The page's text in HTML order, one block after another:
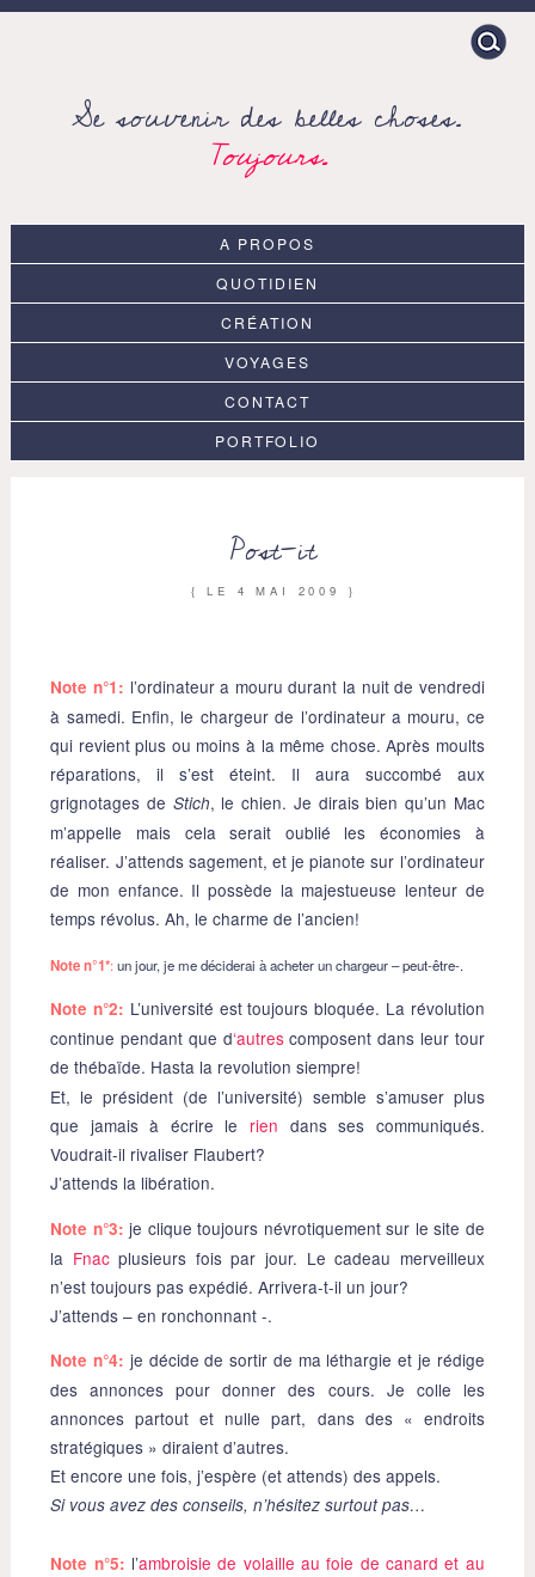
Search
for:
Se souvenir des belles choses.
Toujours.
A PROPOS
QUOTIDIEN
CRÉATION
VOYAGES
CONTACT
PORTFOLIO
Post-it
{ LE 4 MAI 2009 }
Note n°1: l’ordinateur a mouru durant la nuit de vendredi
à samedi. Enfin, le chargeur de l’ordinateur a mouru, ce
qui revient plus ou moins à la même chose. Après moults
réparations, il s’est éteint. Il aura succombé aux
grignotages de Stich, le chien. Je dirais bien qu’un Mac
m’appelle mais cela serait oublié les économies à
réaliser. J’attends sagement, et je pianote sur l’ordinateur
de mon enfance. Il possède la majestueuse lenteur de
temps révolus. Ah, le charme de l’ancien!
Note n°1*:un jour, je me déciderai à acheter un chargeur – peut-être-.
Note n°2: L’université est toujours bloquée. La révolution
continue pendant que d‘autrescomposent dans leur tour
de thébaïde. Hasta la revolution siempre!
Et, le président (de l’université) semble s’amuser plus
que jamais à écrire le rien dans ses communiqués.
Voudrait-il rivaliser Flaubert?
J’attends la libération.
Note n°3: je clique toujours névrotiquement sur le site de
la Fnacplusieurs fois par jour. Le cadeau merveilleux
n’est toujours pas expédié. Arrivera-t-il un jour?
J’attends – en ronchonnant -.
Note n°4: je décide de sortir de ma léthargie et je rédige
des annonces pour donner des cours. Je colle les
annonces partout et nulle part, dans des « endroits
stratégiques » diraient d’autres.
Et encore une fois, j’espère (et attends) des appels.
Si vous avez des conseils, n’hésitez surtout pas…
Note n°5: l’ambroisie de volaille au foie de canard et au